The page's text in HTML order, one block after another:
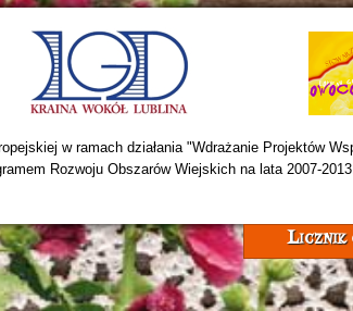
w ramach działania "Wdrażanie Projektów
Rozwoju Obszarów Wiejskich na lata 2007-
Licznik